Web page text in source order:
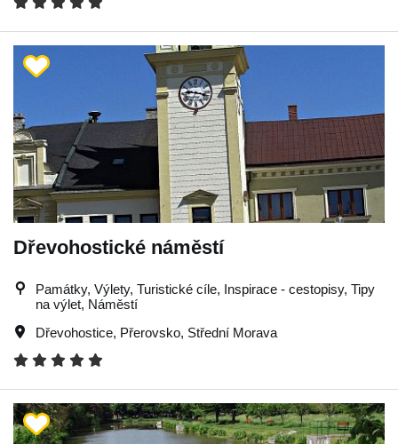
Dřevohostické náměstí
Památky, Výlety, Turistické cíle, Inspirace - cestopisy, Tipy
na výlet, Náměstí
Dřevohostice, Přerovsko, Střední Morava